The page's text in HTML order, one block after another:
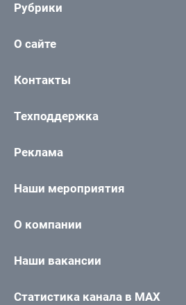
Рубрики
О сайте
Контакты
Техподдержка
Реклама
Наши мероприятия
О компании
Наши вакансии
Статистика канала в MAX